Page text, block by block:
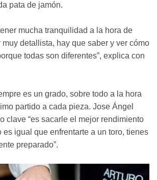
pata de jamón.
mucha tranquilidad a la hora de
muy detallista, hay que saber y ver cómo
todas son diferentes”, explica con
es un grado, sobre todo a la hora
partido a cada pieza. Jose Ángel
clave “es sacarle el mejor rendimiento
es igual que enfrentarte a un toro, tienes
preparado”.